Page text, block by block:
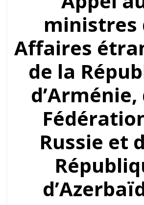
ministres
Affaires
de la
d’Arménie,
Russie et